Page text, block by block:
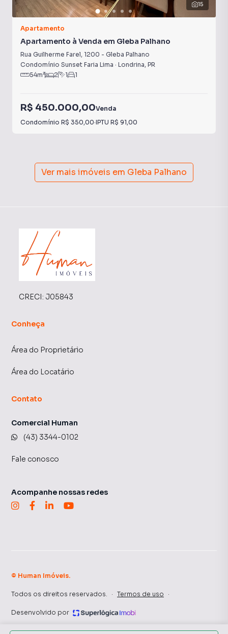
15
Apartamento
Apartamento à Venda em Gleba Palhano
Rua Guilherme Farel, 1200 - Gleba Palhano
Condomínio Sunset Faria Lima · Londrina, PR
54m² 2 1 1
R$ 450.000,00Venda
Condomínio R$ 350,00·IPTU R$ 91,00
Ver mais imóveis em Gleba Palhano
CRECI: J05843
Conheça
Área do Proprietário
Área do Locatário
Contato
Comercial Human
(43) 3344-0102
Fale conosco
Acompanhe nossas redes
© Human Imóveis.
Todos os direitos reservados. · Termos de uso ·
Desenvolvido por